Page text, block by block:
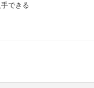
できる